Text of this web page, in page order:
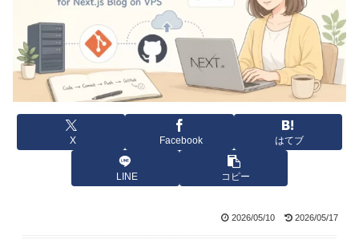
X Facebook はてブ
LINE コピー
2026/05/10 2026/05/17